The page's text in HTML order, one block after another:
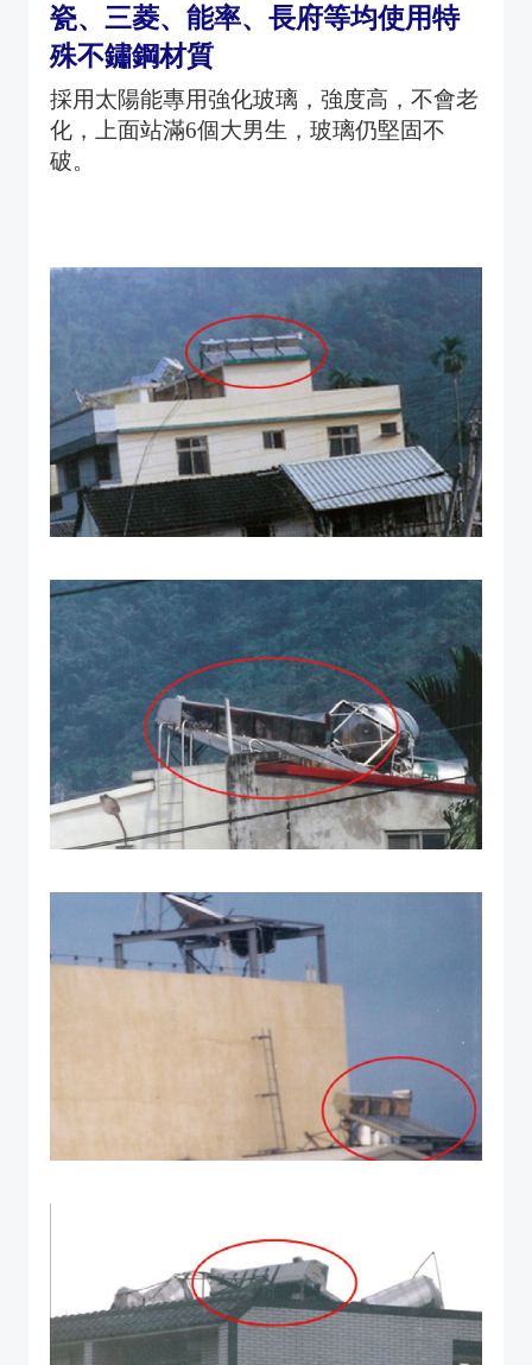
瓷、三菱、能率、長府等均使用特
殊不鏽鋼材質
採用太陽能專用強化玻璃，強度高，不會老
化，上面站滿6個大男生，玻璃仍堅固不
破。